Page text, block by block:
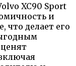
XC90 Sport
и
что делает его